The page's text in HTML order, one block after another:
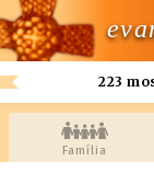
223
Família